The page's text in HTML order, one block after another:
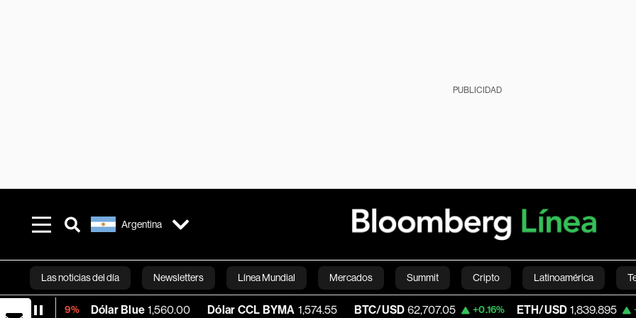
PUBLICIDAD
Argentina
Las noticias del día Newsletters Línea Mundial Mercados Summit Cripto Latinoamérica
Bloomberg Green Economía Estilo de vida Mundo Videos
Dólar Blue 1,560.00 Dólar CCL BYMA 1,574.55 BTC/USD 62,707.05 +0.16% ETH/USD 1,839.895 +0.16%